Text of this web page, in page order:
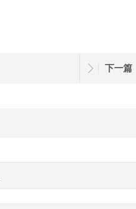
下一篇